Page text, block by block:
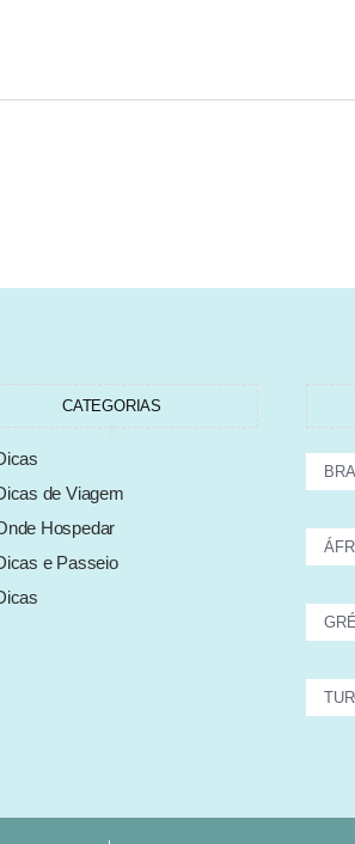
CATEGORIAS
de Viagem
Hospedar
e Passeio